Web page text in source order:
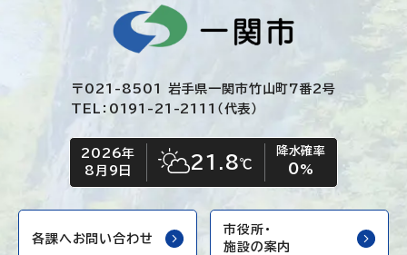
〒021-8501 岩手県一関市竹山町7番2号
TEL：0191-21-2111（代表）
今日の日付
2026年
8月9日
今日の天気
晴れ時々くもり
21.8℃
降水確率
0%
各課へお問い合わせ
市役所・
施設の案内